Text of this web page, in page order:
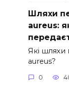
Шляхи
aureus:
Які шляхи
aureus?
0